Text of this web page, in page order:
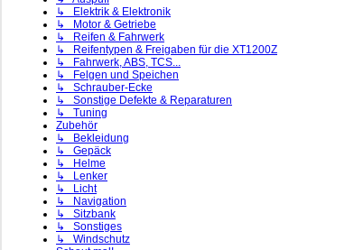
↳ Elektrik & Elektronik
↳ Motor & Getriebe
↳ Reifen & Fahrwerk
↳ Reifentypen & Freigaben für die XT1200Z
↳ Fahrwerk, ABS, TCS...
↳ Felgen und Speichen
↳ Schrauber-Ecke
↳ Sonstige Defekte & Reparaturen
↳ Tuning
Zubehör
↳ Bekleidung
↳ Gepäck
↳ Helme
↳ Lenker
↳ Licht
↳ Navigation
↳ Sitzbank
↳ Sonstiges
↳ Windschutz